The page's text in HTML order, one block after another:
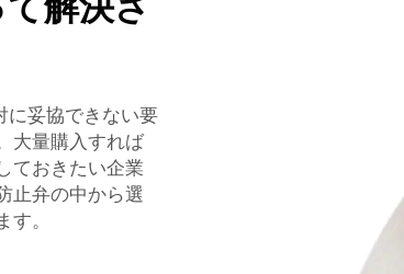
に妥協できない要
大量購入すれば
ておきたい企業
止弁の中から選
。